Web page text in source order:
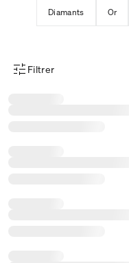
Diamants Or
Menu des filtres d'articles
Filtrer